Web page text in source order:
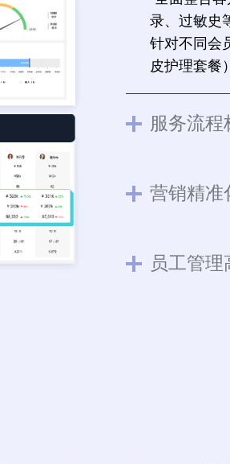
录、过敏史
针对不同会
皮护理套餐
服务流程
营销精准
员工管理